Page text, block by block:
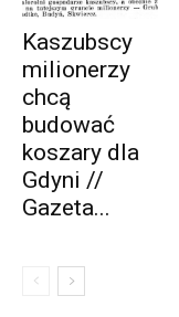
Kaszubscy
milionerzy
chcą
budować
koszary dla
Gdyni //
Gazeta...